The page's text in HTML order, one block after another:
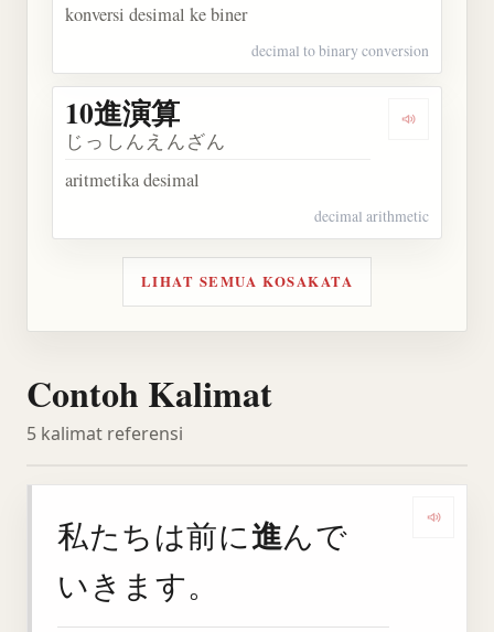
konversi desimal ke biner
decimal to binary conversion
Dengarkan
10進演算
じっしんえんざん
aritmetika desimal
decimal arithmetic
LIHAT SEMUA KOSAKATA
Contoh Kalimat
5 kalimat referensi
私たちは前に進んで
いきます。